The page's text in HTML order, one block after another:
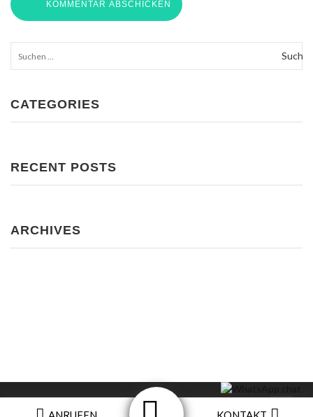
nach:
CATEGORIES
RECENT POSTS
ARCHIVES
Impressum